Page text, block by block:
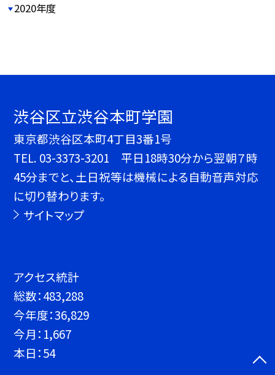
2020年度
渋谷区立渋谷本町学園
東京都渋谷区本町4丁目3番1号
TEL. 03-3373-3201 平日18時30分から翌朝７時
45分までと、土日祝等は機械による自動音声対応
に切り替わります。
サイトマップ
アクセス統計
総数：483,288
今年度：36,829
今月： 1,667
本日：54